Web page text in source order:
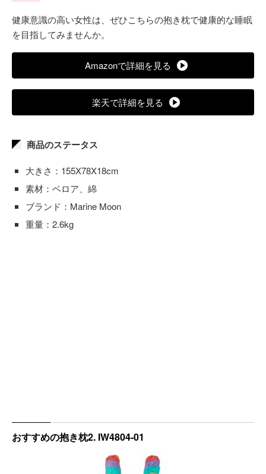
健康意識の高い女性は、ぜひこちらの抱き枕で健康的な睡眠
を目指してみませんか。
Amazonで詳細を見る
楽天で詳細を見る
商品のステータス
大きさ：155X78X18cm
素材：ベロア、綿
ブランド：Marine Moon
重量：2.6kg
おすすめの抱き枕2. IW4804-01